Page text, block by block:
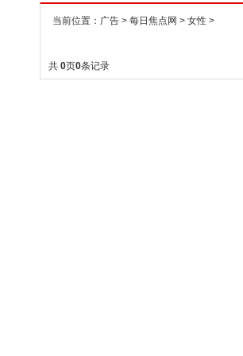
当前位置： 广告 > 每日焦点网 > 女性 >
共 0页0条记录